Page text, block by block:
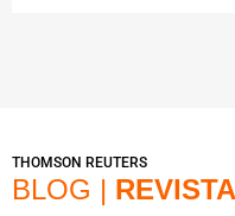
THOMSON REUTERS
BLOG |